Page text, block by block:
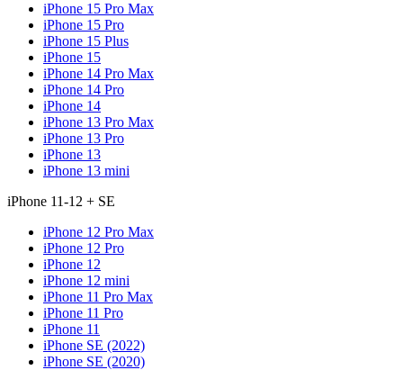
iPhone 15 Pro Max
iPhone 15 Pro
iPhone 15 Plus
iPhone 15
iPhone 14 Pro Max
iPhone 14 Pro
iPhone 14
iPhone 13 Pro Max
iPhone 13 Pro
iPhone 13
iPhone 13 mini
iPhone 11-12 + SE
iPhone 12 Pro Max
iPhone 12 Pro
iPhone 12
iPhone 12 mini
iPhone 11 Pro Max
iPhone 11 Pro
iPhone 11
iPhone SE (2022)
iPhone SE (2020)